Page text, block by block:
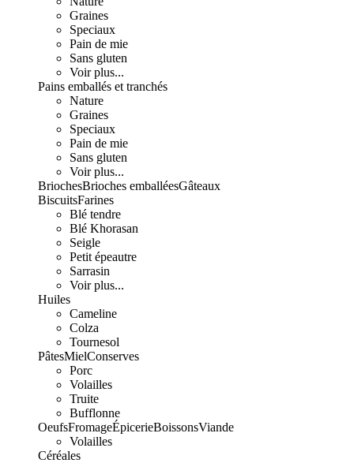
Graines
Speciaux
Pain de mie
Sans gluten
Voir plus...
Pains emballés et tranchés
Nature
Graines
Speciaux
Pain de mie
Sans gluten
Voir plus...
BriochesBrioches emballéesGâteaux
BiscuitsFarines
Blé tendre
Blé Khorasan
Seigle
Petit épeautre
Sarrasin
Voir plus...
Huiles
Cameline
Colza
Tournesol
PâtesMielConserves
Porc
Volailles
Truite
Bufflonne
OeufsFromageÉpicerieBoissonsViande
Volailles
Céréales